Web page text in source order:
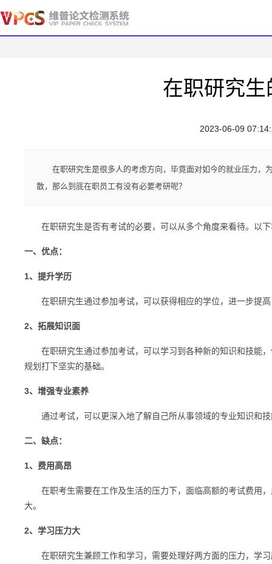
在职研究
2023-06-09
在职研究生是很多人的考虑方向，毕竟面对如今的就业压力，
散，那么到底在职员工有没有必要考研呢？
在职研究生是否有考试的必要，可以从多个角度来看待。以下
一、优点：
1、提升学历
在职研究生通过参加考试，可以获得相应的学位，进一步提高
2、拓展知识面
在职研究生通过参加考试，可以学习到各种新的知识和技能，
规划打下坚实的基础。
3、增强专业素养
通过考试，可以更深入地了解自己所从事领域的专业知识和技
二、缺点：
1、费用高昂
在职考生需要在工作及生活的压力下，面临高额的考试费用，
大。
2、学习压力大
在职研究生兼顾工作和学习，需要处理好两方面的压力，学习